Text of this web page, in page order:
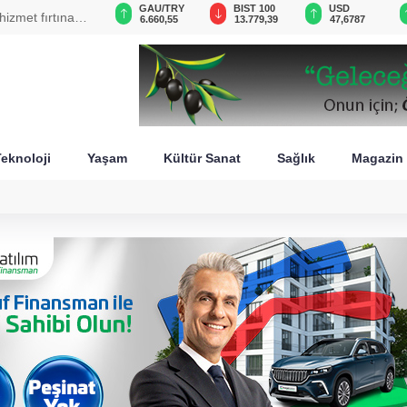
İsrail'in6.660,55
BIST 100
13.779,39
USD
47,6787
EUR
55,1254
Yaşam Kültür Sanat Sağlık Magazin